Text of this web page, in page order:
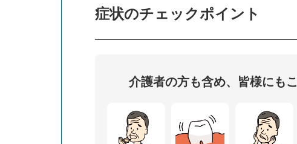
症状のチェックポイント
介護者の方も含め、皆様にも